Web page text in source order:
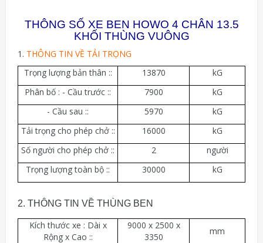
THÔNG SỐ XE BEN HOWO 4 CHÂN 13.5
KHỐI THÙNG VUÔNG
1. THÔNG TIN VỀ TẢI TRỌNG
Trọng lượng bản thân ::
13870
kG
Phân bố : - Cầu trước ::
7900
kG
- Cầu sau ::
5970
kG
Tải trọng cho phép chở ::
16000
kG
Số người cho phép chở ::
2
người
Trọng lượng toàn bộ ::
30000 kG
2. THÔNG TIN VỀ THÙNG BEN
Kích thước xe : Dài x
Rộng x Cao ::
9000 x 2500 x
3350
mm